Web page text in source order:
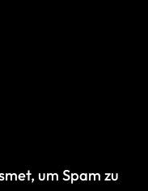
um Spam zu